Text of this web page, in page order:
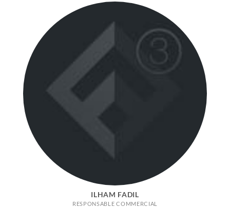
ILHAM FADIL
RESPONSABLE COMMERCIAL